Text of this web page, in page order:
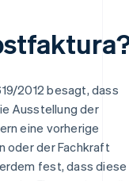
2012 besagt, dass
Ausstellung der
eine vorherige
oder der Fachkraft
fest, dass diese